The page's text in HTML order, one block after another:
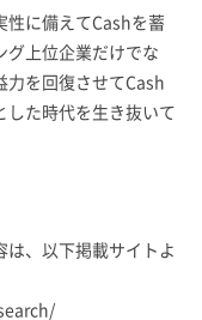
性に備えてCashを蓄
グ上位企業だけでな
力を回復させてCash
した時代を生き抜いて
、以下掲載サイトよ